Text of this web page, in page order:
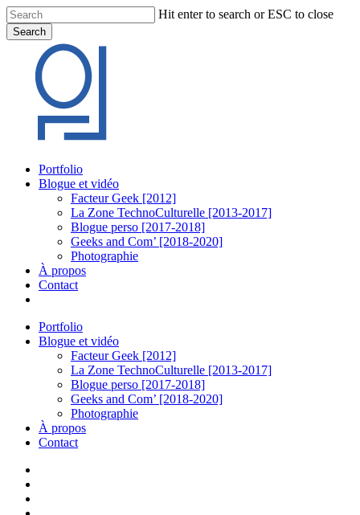
Skip
to
main
content
Hit enter to search or ESC to close
Search
Search
Menu
Portfolio
Blogue et vidéo
Facteur Geek [2012]
La Zone TechnoCulturelle [2013-2017]
Blogue perso [2017-2018]
Geeks and Com’ [2018-2020]
Photographie
À propos
Contact
Portfolio
Blogue et vidéo
Facteur Geek [2012]
La Zone TechnoCulturelle [2013-2017]
Blogue perso [2017-2018]
Geeks and Com’ [2018-2020]
Photographie
À propos
Contact